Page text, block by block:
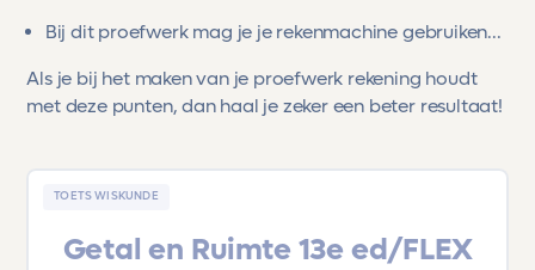
Bij dit proefwerk mag je je rekenmachine gebruiken...
Als je bij het maken van je proefwerk rekening houdt
met deze punten, dan haal je zeker een beter resultaat!
TOETS WISKUNDE
Getal en Ruimte 13e ed/FLEX